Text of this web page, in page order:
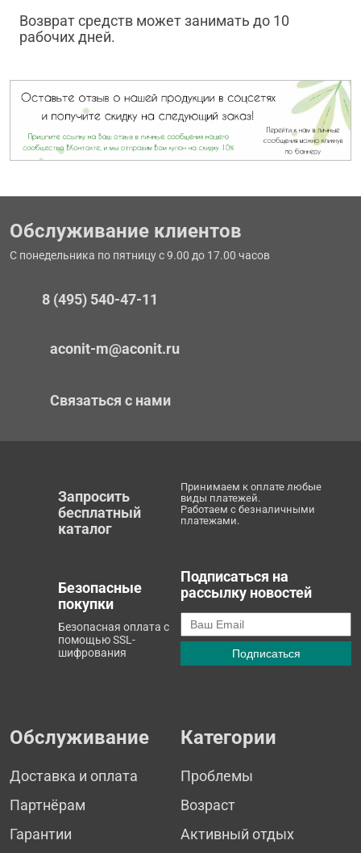
Возврат средств может занимать до 10
рабочих дней.
Обслуживание клиентов
С понедельника по пятницу с 9.00 до 17.00 часов
8 (495) 540-47-11
aconit-m@aconit.ru
Связаться с нами
Запросить
бесплатный
каталог
Принимаем к оплате любые
виды платежей.
Работаем с безналичными
платежами.
Безопасные
покупки
Безопасная оплата с
помощью SSL-
шифрования
Подписаться на
рассылку новостей
Обслуживание
Доставка и оплата
Партнёрам
Гарантии
Категории
Проблемы
Возраст
Активный отдых